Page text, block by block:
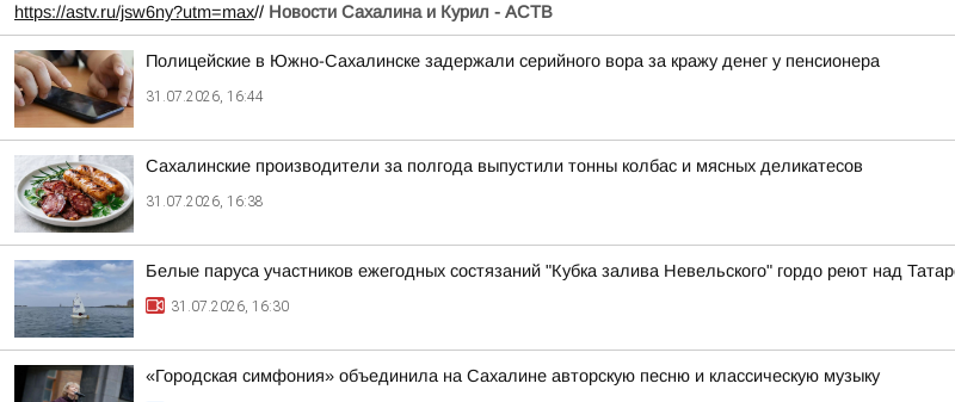
https://astv.ru/jsw6ny?utm=max// Новости Сахалина и Курил - АСТВ
Полицейские в Южно-Сахалинске задержали серийного вора за кражу денег у пенсионера
31.07.2026, 16:44
Сахалинские производители за полгода выпустили тонны колбас и мясных деликатесов
31.07.2026, 16:38
Белые паруса участников ежегодных состязаний "Кубка залива Невельского" гордо реют над
31.07.2026, 16:30
«Городская симфония» объединила на Сахалине авторскую песню и классическую музыку